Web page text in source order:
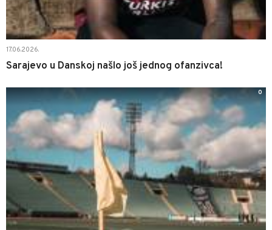
17.06.2026.
Sarajevo u Danskoj našlo još jednog ofanzivca!
0